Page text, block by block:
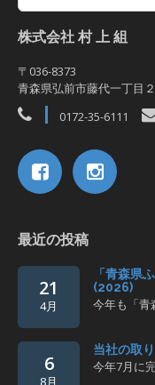
株式会社 村 上 組
〒036-8373
青森県弘前市藤代一丁目
0172-35-6111
最近の投稿
21
4月
「青森県
(2026)
今年も「
6
8月
当社の取
今年7月に